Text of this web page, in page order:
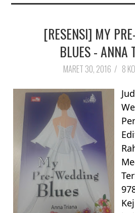
[RESENSI] MY
BLUES - ANNA
MARET 30, 2016 / 8